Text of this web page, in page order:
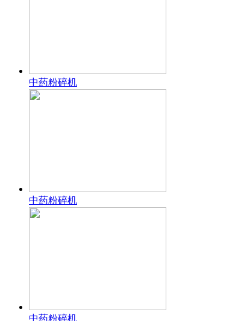
中药粉碎机
中药粉碎机
中药粉碎机